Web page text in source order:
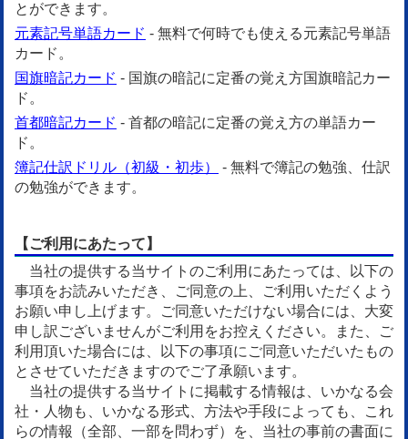
とができます。
元素記号単語カード - 無料で何時でも使える元素記号単語
カード。
国旗暗記カード - 国旗の暗記に定番の覚え方国旗暗記カー
ド。
首都暗記カード - 首都の暗記に定番の覚え方の単語カー
ド。
簿記仕訳ドリル（初級・初歩）
- 無料で簿記の勉強、仕訳
の勉強ができます。
【ご利用にあたって】
当社の提供する当サイトのご利用にあたっては、以下の
事項をお読みいただき、ご同意の上、ご利用いただくよう
お願い申し上げます。ご同意いただけない場合には、大変
申し訳ございませんがご利用をお控えください。また、ご
利用頂いた場合には、以下の事項にご同意いただいたもの
とさせていただきますのでご了承願います。
当社の提供する当サイトに掲載する情報は、いかなる会
社・人物も、いかなる形式、方法や手段によっても、これ
らの情報（全部、一部を問わず）を、当社の事前の書面に